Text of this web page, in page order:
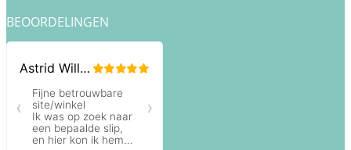
BEOORDELINGEN